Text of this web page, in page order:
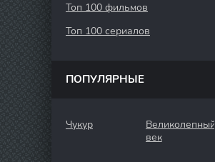
Топ 100 фильмов
Топ 100 сериалов
ПОПУЛЯРНЫЕ
Чукур
Великолепный
век